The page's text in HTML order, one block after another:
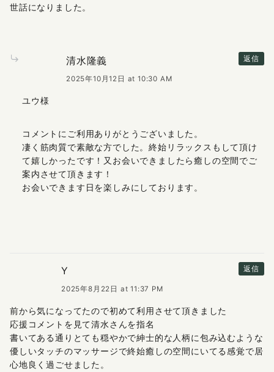
世話になりました。
返信
清水隆義
2025年10月12日 at 10:30 AM
ユウ様
コメントにご利用ありがとうございました。
凄く筋肉質で素敵な方でした。終始リラックスもして頂け
て嬉しかったです！又お会いできましたら癒しの空間でご
案内させて頂きます！
お会いできます日を楽しみにしております。
返信
Y
2025年8月22日 at 11:37 PM
前から気になってたので初めて利用させて頂きました
応援コメントを見て清水さんを指名
書いてある通りとても穏やかで紳士的な人柄に包み込むような
優しいタッチのマッサージで終始癒しの空間にいてる感覚で居
心地良く過ごせました。